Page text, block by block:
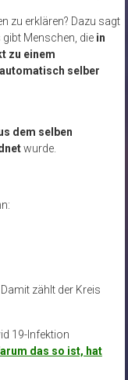
zu erklären? Dazu sagt
Menschen, die in
zu einem
selber
dem selben
wurde.
Damit zählt der Kreis
19-Infektion
das so ist, hat